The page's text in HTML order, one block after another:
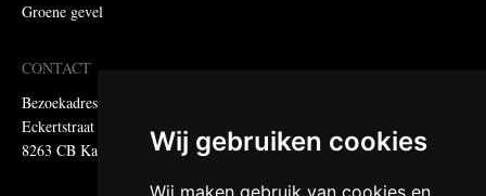
Wij gebruiken cookies
Wij maken gebruik van cookies en
Groene gevel
CONTACT
Bezoekadres:
Eckertstraat 75
8263 CB Kampen